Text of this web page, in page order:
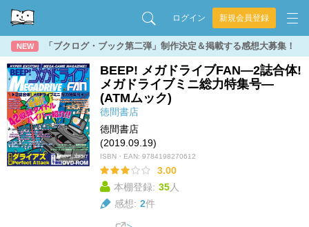
ログイン 新規会員登録
NEW 「ブクログ・ブック第二弾」制作決定＆掲載する感想大募集！
BEEP! メガドライブFAN―2誌合体!
メガドライブミニ総力特集号―
(ATMムック)
徳間書店
徳間書店
(2019.09.19)
ISBN・EAN: 9784198270612
3.00
本棚登録: 35人
感想: 2件